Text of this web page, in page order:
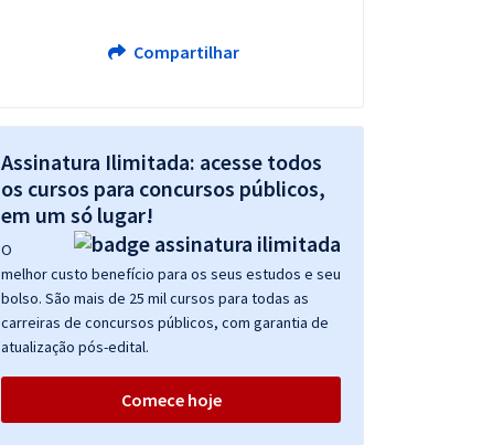
Compartilhar
Assinatura Ilimitada: acesse todos
os cursos para concursos públicos,
em um só lugar!
O
melhor custo benefício para os seus estudos e seu
bolso. São mais de 25 mil cursos para todas as
carreiras de concursos públicos, com garantia de
atualização pós-edital.
Comece hoje